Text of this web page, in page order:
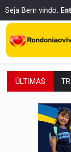
Seja Bem vindo.
ÚLTIMAS